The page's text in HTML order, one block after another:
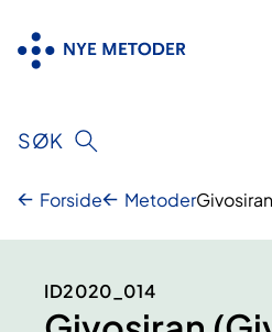
innhold
SØK
Forside Metoder
ID2020_014